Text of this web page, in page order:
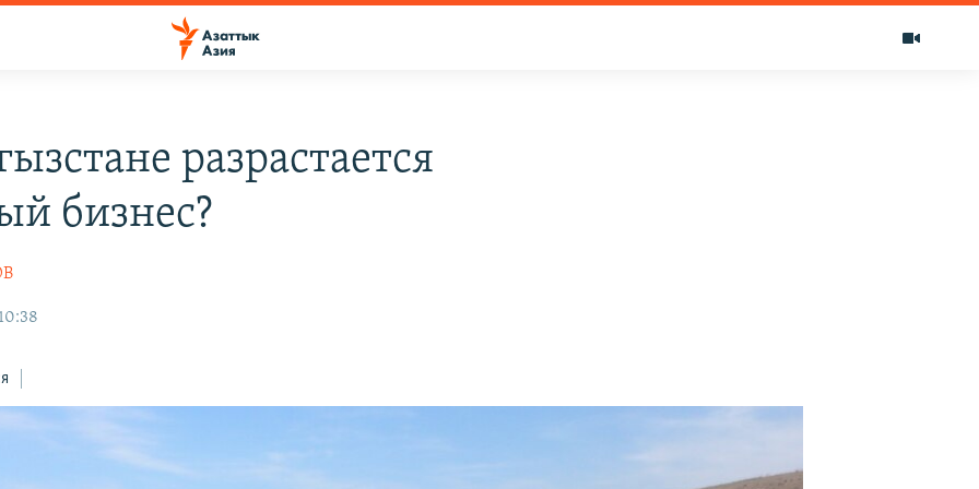
разрастается
бизнес?